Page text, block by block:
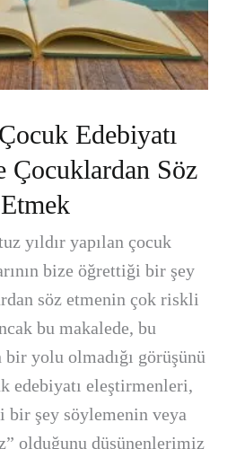
Edebiyatı
Çocuklardan Söz
Etmek
yıldır yapılan çocuk
bize öğrettiği bir şey
söz etmenin çok riskli
bu makalede, bu
bir yolu olmadığı görüşünü
edebiyatı eleştirmenleri,
bir şey söylemenin veya
olduğunu düşünenlerimiz